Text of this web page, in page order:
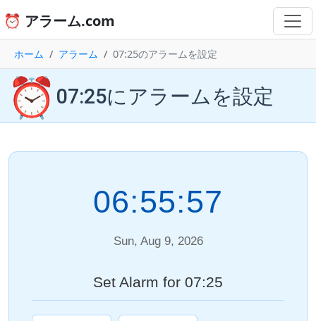
⏰ アラーム.com
ホーム アラーム 07:25のアラームを設定
⏰ 07:25にアラームを設定
06:55:57
Sun, Aug 9, 2026
Set Alarm for 07:25